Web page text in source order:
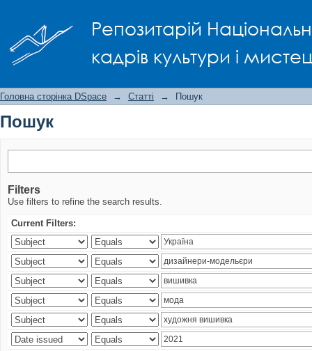
Репозитарій
кадрів культури і
Головна сторінка DSpace → Статті → Пошук
Пошук
Filters
Use filters to refine the search results.
Current Filters: